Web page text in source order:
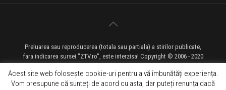
Preluarea sau reproducerea (totala sau partiala) a stirilor publicate,
fara indicarea sursei "ZTV.ro", este interzisa! Copyright © 2006 - 2020
ZTV.ro - Televiziune pe Internet - Zalau TV
Acest site web folosește cookie-uri pentru a vă îmbunătăți experiența.
Vom presupune că sunteți de acord cu asta, dar puteți renunța dacă